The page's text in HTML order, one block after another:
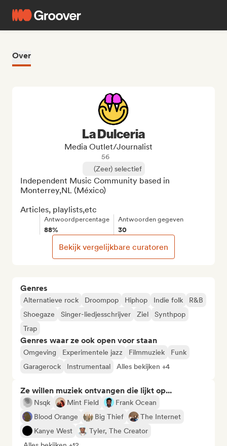
Over
Genres
Alternatieve rock Droompop Hiphop Indie folk
R&B
Shoegaze
Singer-liedjesschrijver Ziel
Synthpop
Trap
Genres waar ze ook open voor staan
Omgeving Experimentele jazz Filmmuziek
Funk
Garagerock
Instrumentaal Alles bekijken +4
Ze willen muziek ontvangen die lijkt op...
Nsqk Mint Field
Frank Ocean
Blood Orange
Big Thief
The Internet
Kanye West
Tyler, The Creator
La Dulceria
Media Outlet/Journalist
56
(Zeer) selectief
Independent Music Community based in
Monterrey,NL (México)
Articles, playlists,etc
Antwoordpercentage
88%
Antwoorden gegeven
30
Bekijk vergelijkbare curatoren